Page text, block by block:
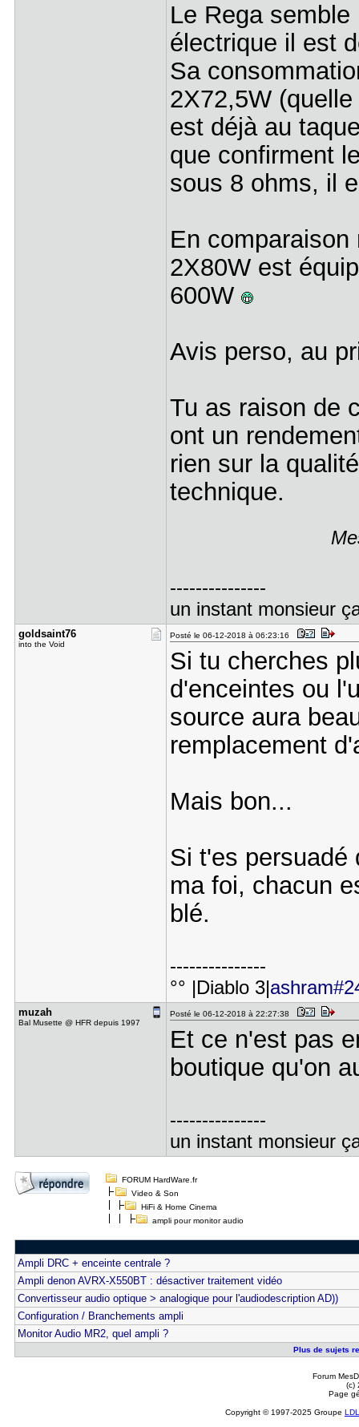
Le Rega
électrique il est
Sa
2X72,5W
est déjà au
que confirment
sous 8 ohms, il
En comparaison
2X80W est
600W
Avis perso, au
Tu as raison de
ont un
rien sur la
technique.
---------------
un instant monsieur
goldsaint7​6
into the Void
Posté le 06-12-2018 à 06:23:16
Si tu cherches
d'enceintes ou
source aura
remplacement
Mais bon...
Si t'es persuadé
ma foi, chacun
blé.
---------------
°° |Diablo 3|
muzah
Bal Musette @ HFR depuis 1997
Posté le 06-12-2018 à 22:27:38
Et ce n'est pas
boutique qu'on
---------------
un instant monsieur
FORUM HardWare.fr
Video & Son
HiFi & Home Cinema
ampli pour monitor audio
Ampli DRC + enceinte centrale ?
Ampli denon AVRX-X550BT : désactiver traitement vidéo
Convertisseur audio optique > analogique pour l'audiodescription AD))
Configuration / Branchements ampli
Monitor Audio MR2, quel ampli ?
Plus de sujets
Forum
(c)
Page
Copyright © 1997-2025 Groupe